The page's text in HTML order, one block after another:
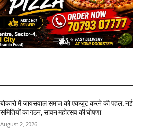
बोकारो में जायसवाल समाज को एकजुट करने की पहल, नई
समितियों का गठन, सावन महोत्सव की घोषणा
August 2, 2026